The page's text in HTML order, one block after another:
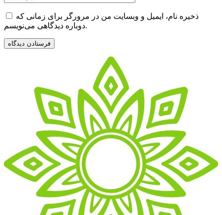
ذخیره نام، ایمیل و وبسایت من در مرورگر برای زمانی که
دوباره دیدگاهی می‌نویسم.